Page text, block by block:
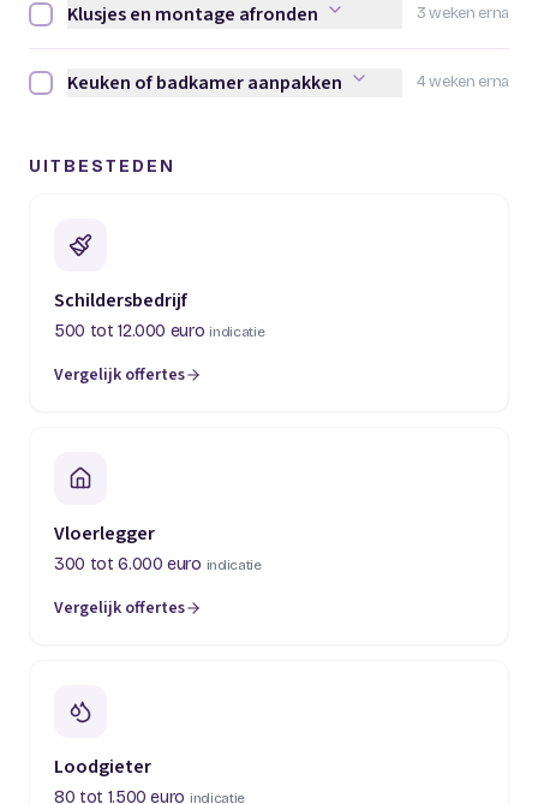
3 weken erna
Klusjes en montage afronden afvinken
Klusjes en montage afronden
4 weken erna
Keuken of badkamer aanpakken afvinken
Keuken of badkamer aanpakken
UITBESTEDEN
Schildersbedrijf
500 tot 12.000 euro indicatie
Vergelijk offertes
(opent in een nieuw tabblad)
Vloerlegger
300 tot 6.000 euro indicatie
Vergelijk offertes
(opent in een nieuw tabblad)
Loodgieter
80 tot 1.500 euro indicatie